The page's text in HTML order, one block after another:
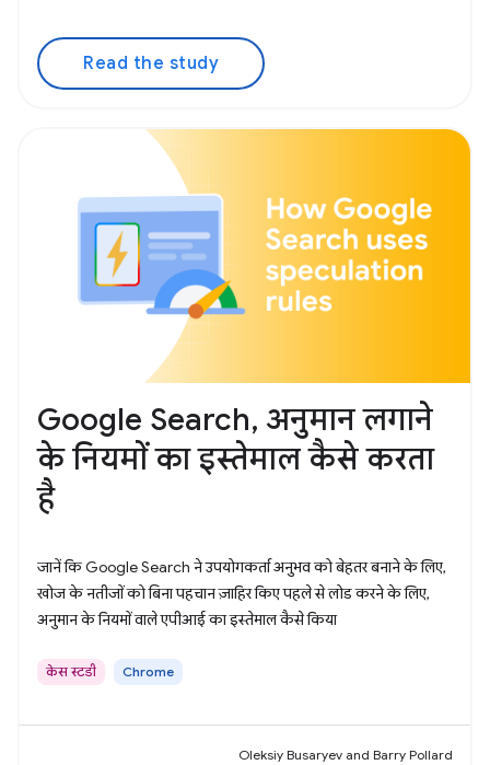
Read the study
Google Search, अनुमान लगाने
के नियमों का इस्तेमाल कैसे करता
है
जानें कि Google Search ने उपयोगकर्ता अनुभव को बेहतर बनाने के लिए,
खोज के नतीजों को बिना पहचान ज़ाहिर किए पहले से लोड करने के लिए,
अनुमान के नियमों वाले एपीआई का इस्तेमाल कैसे किया
केस स्टडी Chrome
Oleksiy Busaryev and Barry Pollard